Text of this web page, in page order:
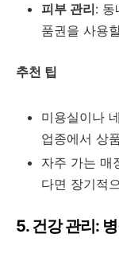
피부 관리: 동
품권을 사용
추천 팁
미용실이나
업종에서 상
자주 가는 매
다면 장기적
5. 건강 관리: